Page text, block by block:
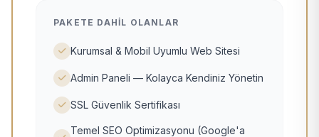
PAKETE DAHIL OLANLAR
Kurumsal & Mobil Uyumlu Web Sitesi
Admin Paneli — Kolayca Kendiniz Yönetin
SSL Güvenlik Sertifikası
Temel SEO Optimizasyonu (Google'a